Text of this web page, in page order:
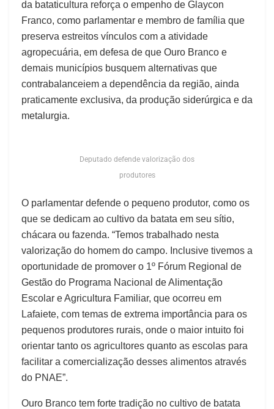
da bataticultura reforça o empenho de Glaycon
Franco, como parlamentar e membro de família que
preserva estreitos vínculos com a atividade
agropecuária, em defesa de que Ouro Branco e
demais municípios busquem alternativas que
contrabalanceiem a dependência da região, ainda
praticamente exclusiva, da produção siderúrgica e da
metalurgia.
Deputado defende valorização dos
produtores
O parlamentar defende o pequeno produtor, como os
que se dedicam ao cultivo da batata em seu sítio,
chácara ou fazenda. “Temos trabalhado nesta
valorização do homem do campo. Inclusive tivemos a
oportunidade de promover o 1º Fórum Regional de
Gestão do Programa Nacional de Alimentação
Escolar e Agricultura Familiar, que ocorreu em
Lafaiete, com temas de extrema importância para os
pequenos produtores rurais, onde o maior intuito foi
orientar tanto os agricultores quanto as escolas para
facilitar a comercialização desses alimentos através
do PNAE”.
Ouro Branco tem forte tradição no cultivo de batata